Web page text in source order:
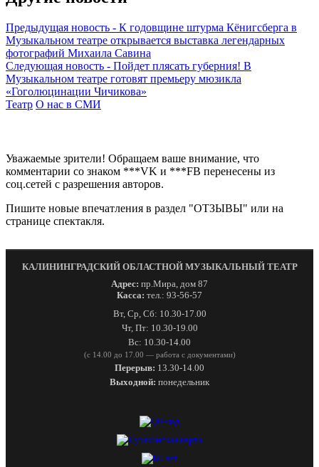
Предыдущая новость - К годовщине штурма Кёнигсберга в
Музыкальном театре открывается выставка легендарных
фотографий Михаила Савина
Следующая новость - Пойдет плясать губерния! В
Музыкальном театре готовят премьеру мюзикла
«Гоголюцинации Чичикова»
Театр О нас в СМИ
Уважаемые зрители! Обращаем ваше внимание, что
комментарии со знаком ***VK и ***FB перенесены из
соц.сетей с разрешения авторов.
Пишите новые впечатления в раздел "ОТЗЫВЫ" или на
странице спектакля.
КАЛИНИНГРАДСКИЙ ОБЛАСТНОЙ МУЗЫКАЛЬНЫЙ ТЕАТР
Адрес: пр.Мира, дом 87
Касса: тел.: 93-56-57
Вт, Ср, Сб: 10.30-17.00
Чт, Пт: 10.30-19.00
Вс: 10.30-14.00
(с 14.00 до 17.00 — работа с документами)
Перерыв: 13.30-14.00
Выходной: понедельник